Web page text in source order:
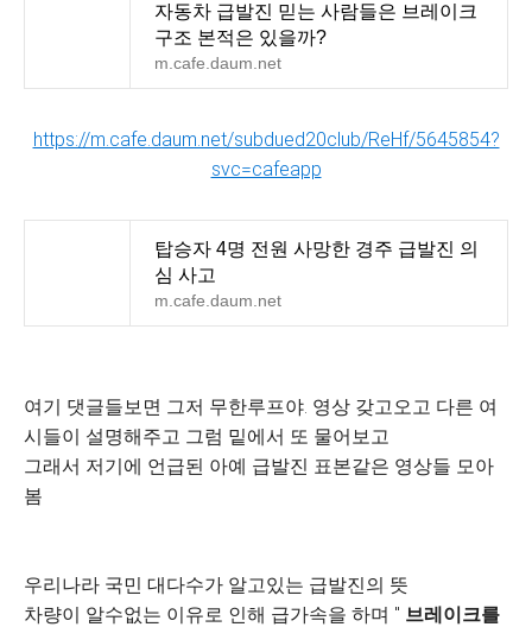
자동차 급발진 믿는 사람들은 브레이크
구조 본적은 있을까?
m.cafe.daum.net
https://m.cafe.daum.net/subdued20club/ReHf/5645854?
svc=cafeapp
탑승자 4명 전원 사망한 경주 급발진 의
심 사고
m.cafe.daum.net
여기 댓글들보면 그저 무한루프야. 영상 갖고오고 다른 여
시들이 설명해주고 그럼 밑에서 또 물어보고
그래서 저기에 언급된 아예 급발진 표본같은 영상들 모아
봄
우리나라 국민 대다수가 알고있는 급발진의 뜻
차량이 알수없는 이유로 인해 급가속을 하며 " 브레이크를